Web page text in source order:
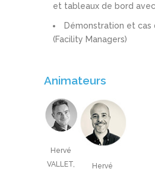
et tableaux de bord
Démonstration et cas
(Facility Managers)
Animateurs
Hervé
VALLET,
Hervé